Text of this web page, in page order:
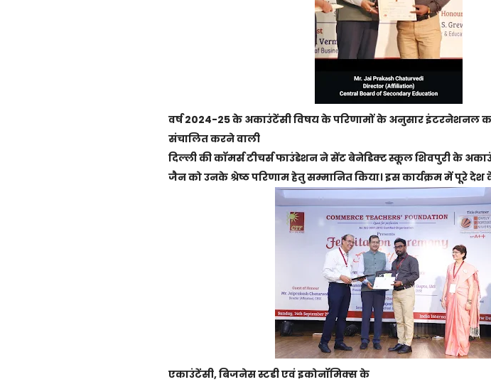
वर्ष 2024-25 के अकाउंटेंसी विषय के परिणामों के अनुसार इंटरनेशनल
संचालित करने वाली
दिल्ली की काॅमर्स टीचर्स फाउंडेशन ने सेंट बेनेडिक्ट स्कूल शिवपुरी के
जैन को उनके श्रेष्ठ परिणाम हेतु सम्मानित किया। इस कार्यक्रम में पूरे देश
एकाउंटेंसी, बिजनेस स्टडी एवं इकोनॉमिक्स के